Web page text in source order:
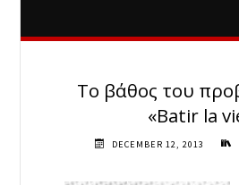
Το βάθος του
«Batir la
DECEMBER 12, 2013